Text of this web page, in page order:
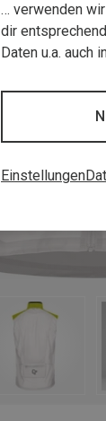
… verwenden
dir
Daten u.a. auch
Einstellungen